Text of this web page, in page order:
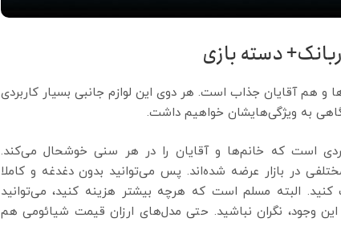
دسته بازی
و هم آقایان جذاب است. هر دوی این لوازم جانبی بسیار کاربردی
به ویژگی‌هایشان خواهیم داشت.
است که خانم‌ها و آقایان را در هر سنی خوشحال می‌کند.
در بازار عرضه شده‌اند. پس می‌توانید بدون دغدغه و کاملا
البته مسلم است که هرچه بیشتر هزینه کنید، می‌توانید
این وجود، نگران نباشید. حتی مدل‌های ارزان قیمت شیائومی هم